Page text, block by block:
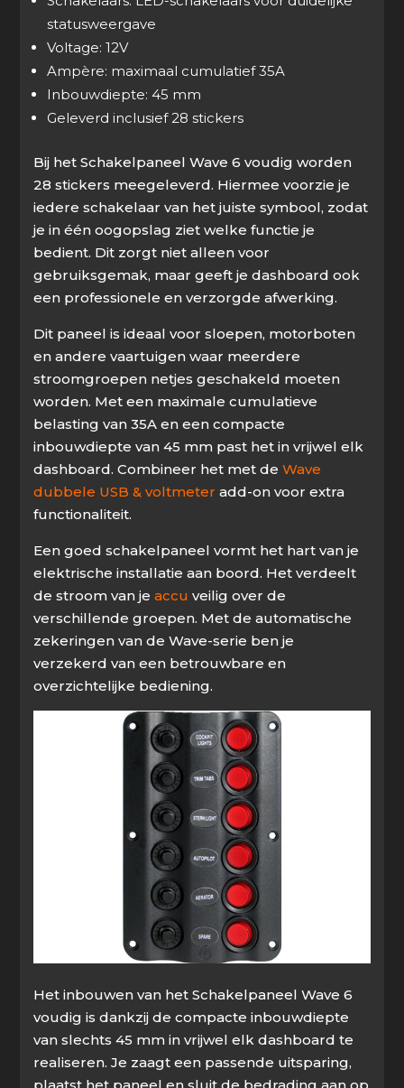
statusweergave
Voltage: 12V
Ampère: maximaal cumulatief 35A
Inbouwdiepte: 45 mm
Geleverd inclusief 28 stickers
Bij het Schakelpaneel Wave 6 voudig worden
28 stickers meegeleverd. Hiermee voorzie je
iedere schakelaar van het juiste symbool, zodat
je in één oogopslag ziet welke functie je
bedient. Dit zorgt niet alleen voor
gebruiksgemak, maar geeft je dashboard ook
een professionele en verzorgde afwerking.
Dit paneel is ideaal voor sloepen, motorboten
en andere vaartuigen waar meerdere
stroomgroepen netjes geschakeld moeten
worden. Met een maximale cumulatieve
belasting van 35A en een compacte
inbouwdiepte van 45 mm past het in vrijwel elk
dashboard. Combineer het met deWave
dubbele USB & voltmeter add-on voor extra
functionaliteit.
Een goed schakelpaneel vormt het hart van je
elektrische installatie aan boord. Het verdeelt
de stroom van jeaccu veilig over de
verschillende groepen. Met de automatische
zekeringen van de Wave-serie ben je
verzekerd van een betrouwbare en
overzichtelijke bediening.
Het inbouwen van het Schakelpaneel Wave 6
voudig is dankzij de compacte inbouwdiepte
van slechts 45 mm in vrijwel elk dashboard te
realiseren. Je zaagt een passende uitsparing,